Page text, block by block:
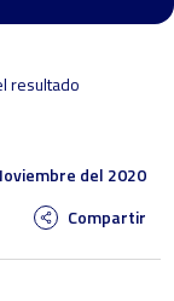
resultado
del 2020
Compartir